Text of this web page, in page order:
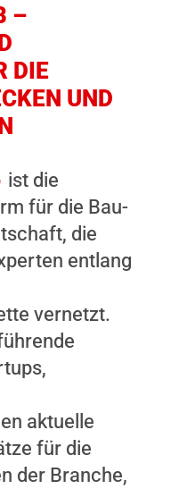
–
DIE
UND
ist die
für die Bau-
die
entlang
vernetzt.
aktuelle
für die
der Branche,